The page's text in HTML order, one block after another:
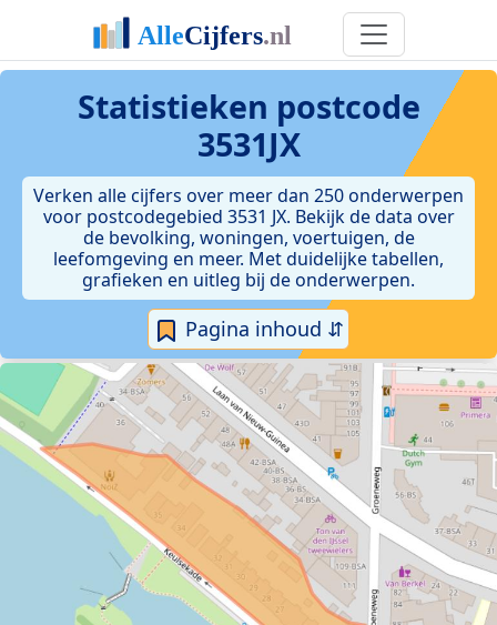
Statistieken postcode
3531JX
Verken alle cijfers over meer dan 250 onderwerpen
voor postcodegebied 3531 JX. Bekijk de data over
de bevolking, woningen, voertuigen, de
leefomgeving en meer. Met duidelijke tabellen,
grafieken en uitleg bij de onderwerpen.
Pagina inhoud ⇵